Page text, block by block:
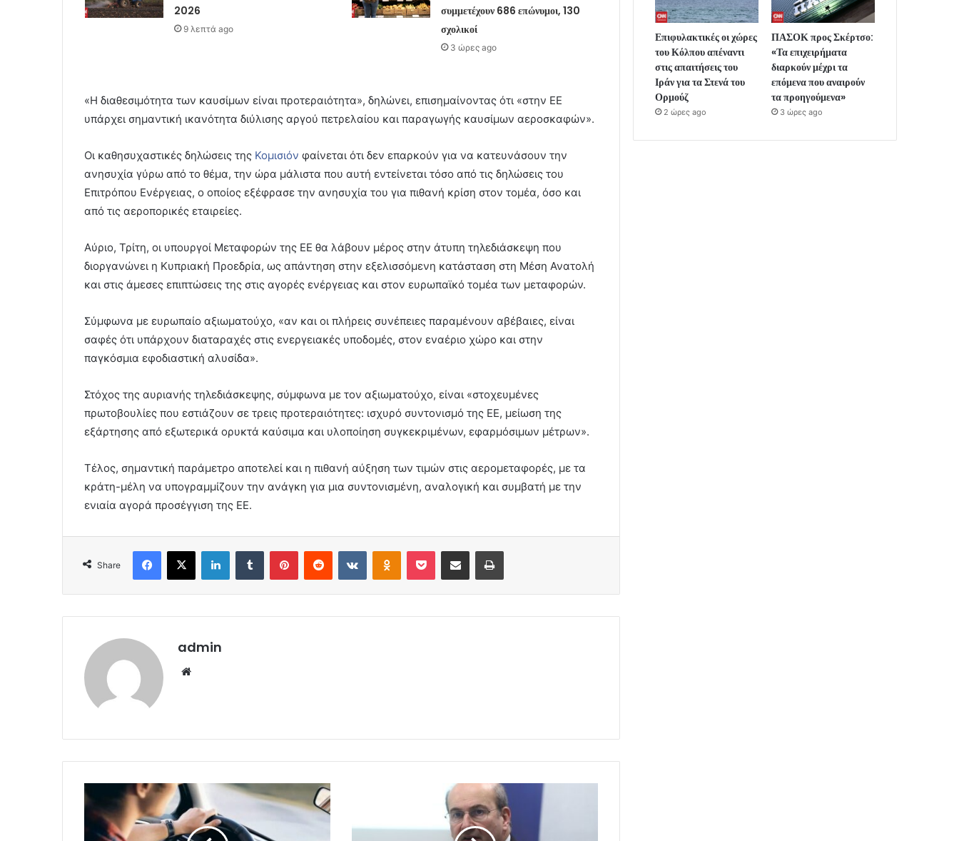
2026
9 λεπτά ago
συμμετέχουν 686 επώνυμοι, 130
σχολικοί
3 ώρες ago
«Η διαθεσιμότητα των καυσίμων είναι προτεραιότητα», δηλώνει, επισημαίνοντας ότι «στην ΕΕ
υπάρχει σημαντική ικανότητα διύλισης αργού πετρελαίου και παραγωγής καυσίμων αεροσκαφών».
Οι καθησυχαστικές δηλώσεις της Κομισιόν φαίνεται ότι δεν επαρκούν για να κατευνάσουν την
ανησυχία γύρω από το θέμα, την ώρα μάλιστα που αυτή εντείνεται τόσο από τις δηλώσεις του
Επιτρόπου Ενέργειας, ο οποίος εξέφρασε την ανησυχία του για πιθανή κρίση στον τομέα, όσο και
από τις αεροπορικές εταιρείες.
Αύριο, Τρίτη, οι υπουργοί Μεταφορών της ΕΕ θα λάβουν μέρος στην άτυπη τηλεδιάσκεψη που
διοργανώνει η Κυπριακή Προεδρία, ως απάντηση στην εξελισσόμενη κατάσταση στη Μέση Ανατολή
και στις άμεσες επιπτώσεις της στις αγορές ενέργειας και στον ευρωπαϊκό τομέα των μεταφορών.
Σύμφωνα με ευρωπαίο αξιωματούχο, «αν και οι πλήρεις συνέπειες παραμένουν αβέβαιες, είναι
σαφές ότι υπάρχουν διαταραχές στις ενεργειακές υποδομές, στον εναέριο χώρο και στην
παγκόσμια εφοδιαστική αλυσίδα».
Στόχος της αυριανής τηλεδιάσκεψης, σύμφωνα με τον αξιωματούχο, είναι «στοχευμένες
πρωτοβουλίες που εστιάζουν σε τρεις προτεραιότητες: ισχυρό συντονισμό της ΕΕ, μείωση της
εξάρτησης από εξωτερικά ορυκτά καύσιμα και υλοποίηση συγκεκριμένων, εφαρμόσιμων μέτρων».
Τέλος, σημαντική παράμετρο αποτελεί και η πιθανή αύξηση των τιμών στις αερομεταφορές, με τα
κράτη-μέλη να υπογραμμίζουν την ανάγκη για μια συντονισμένη, αναλογική και συμβατή με την
ενιαία αγορά προσέγγιση της ΕΕ.
Share
Facebook
X LinkedInTumblr PinterestReddit VKontakteOdnoklassniki
Pocket Share via Email Print
admin
Επιφυλακτικές οι χώρες
του Κόλπου απέναντι
στις απαιτήσεις του
Ιράν για τα Στενά του
Ορμούζ
2 ώρες ago
ΠΑΣΟΚ προς Σκέρτσο:
«Τα επιχειρήματα
διαρκούν μέχρι τα
επόμενα που αναιρούν
τα προηγούμενα»
3 ώρες ago